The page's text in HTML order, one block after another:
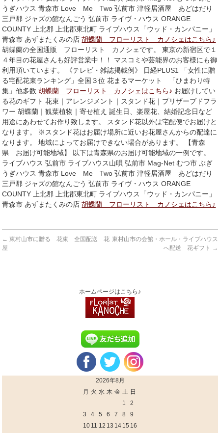
うぎハウス 青森市 Love Me Two 弘前市 津軽居酒屋 あどはだり
三戸郡 ジャズの館なんごう 弘前市 ライヴ・ハウス ORANGE
COUNTY 上北郡 上北郡東北町 ライブハウス「ウッド・カンパニー」
青森市 あずまたくみの店胡蝶蘭 フローリスト カノシェはこちら♪
胡蝶蘭の全国通販 フローリスト カノシェです。 東京の新宿区で１
４年目の花屋さんも好評営業中！！ マスコミや芸能界のお客様にも御
利用頂いています。 《テレビ・雑誌掲載例》 日経PLUS1 「女性に贈
る宅配花束ランキング」全国３位 花まるマーケット 「ひまわり特
集」他多数胡蝶蘭 フローリスト カノシェはこちら♪ お届けしてい
る花のギフト 花束｜アレンジメント｜スタンド花｜プリザーブドフラ
ワー 胡蝶蘭｜観葉植物｜寄せ植え 誕生日、楽屋花、結婚記念日など
用途にあわせてお作り致します。 スタンド花以外は宅配便でお届けと
なります。 ※スタンド花はお届け場所に近いお花屋さんからの配達に
なります。 地域によってお届けできない場合があります。 【青森
県 お届け可能地域】 以下は青森県のお届け可能地域の一例です。
ライブハウス 弘前市 ライブハウス山唄 弘前市 Mag-Net むつ市 ぶぎ
うぎハウス 青森市 Love Me Two 弘前市 津軽居酒屋 あどはだり
三戸郡 ジャズの館なんごう 弘前市 ライヴ・ハウス ORANGE
COUNTY 上北郡 上北郡東北町 ライブハウス「ウッド・カンパニー」
青森市 あずまたくみの店胡蝶蘭 フローリスト カノシェはこちら♪
← 東村山市に贈る 花束 全国配送 花
屋
東村山市の会館・ホール・ライブハウス
へ配送 花ギフト →
ホームページはこちら♪
2026年8月
月 火 水 木 金 土 日
1
2
3
4 5 6 7 8
9
10 11 12 13 14 15 16